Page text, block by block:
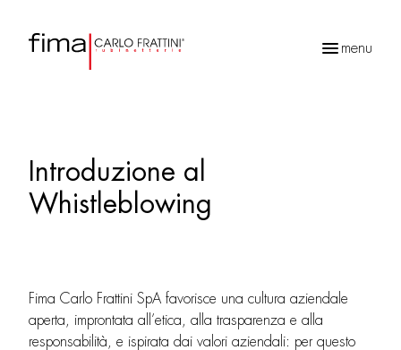
menu
Introduzione al
Whistleblowing
Fima Carlo Frattini SpA favorisce una cultura aziendale
aperta, improntata all’etica, alla trasparenza e alla
responsabilità, e ispirata dai valori aziendali: per questo